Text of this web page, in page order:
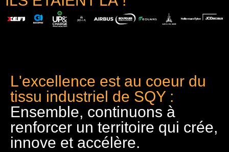
L'excellence est au coeur du
tissu industriel de SQY :
Ensemble, continuons à
renforcer un territoire qui crée,
innove et accélère.